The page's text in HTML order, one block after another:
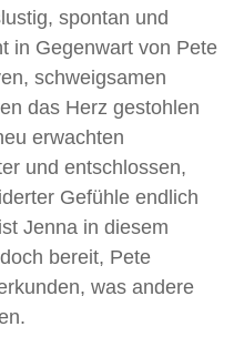
spontan und
in Gegenwart von Pete
schweigsamen
das Herz gestohlen
erwachten
und entschlossen,
Gefühle endlich
Jenna in diesem
bereit, Pete
was andere